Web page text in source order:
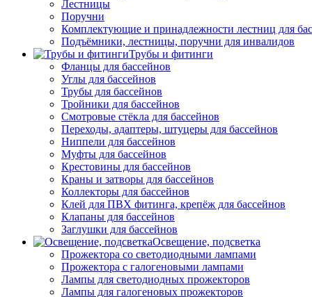
Лестницы
Поручни
Комплектующие и принадлежности лестниц для
Подъёмники, лестницы, поручни для инвалидов
Трубы и фитинги
Фланцы для бассейнов
Углы для бассейнов
Трубы для бассейнов
Тройники для бассейнов
Смотровые стёкла для бассейнов
Переходы, адаптеры, штуцеры для бассейнов
Ниппели для бассейнов
Муфты для бассейнов
Крестовины для бассейнов
Краны и затворы для бассейнов
Коллекторы для бассейнов
Клей для ПВХ фитинга, крепёж для бассейнов
Клапаны для бассейнов
Заглушки для бассейнов
Освещение, подсветка
Прожектора со светодиодными лампами
Прожектора с галогеновыми лампами
Лампы для светодиодных прожекторов
Лампы для галогеновых прожекторов